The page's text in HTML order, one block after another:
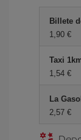
Billete
1,90 €
Taxi
1,54 €
La
2,57 €